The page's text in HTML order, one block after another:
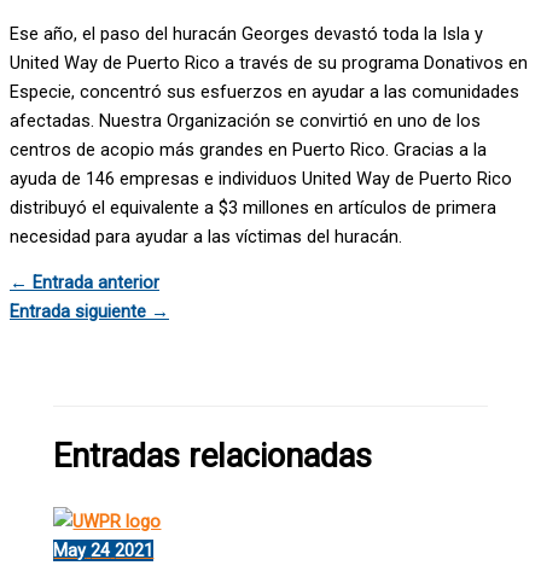
Ese año, el paso del huracán Georges devastó toda la Isla y
United Way de Puerto Rico a través de su programa Donativos en
Especie, concentró sus esfuerzos en ayudar a las comunidades
afectadas. Nuestra Organización se convirtió en uno de los
centros de acopio más grandes en Puerto Rico. Gracias a la
ayuda de 146 empresas e individuos United Way de Puerto Rico
distribuyó el equivalente a $3 millones en artículos de primera
necesidad para ayudar a las víctimas del huracán.
← Entrada anterior
Entrada siguiente →
Entradas relacionadas
May 24 2021